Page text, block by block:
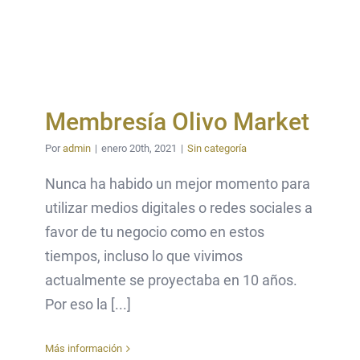
Membresía Olivo Market
Poradmin | enero 20th, 2021 | Sin categoría
Nunca ha habido un mejor momento para
utilizar medios digitales o redes sociales a
favor de tu negocio como en estos
tiempos, incluso lo que vivimos
actualmente se proyectaba en 10 años.
Por eso la [...]
Más información